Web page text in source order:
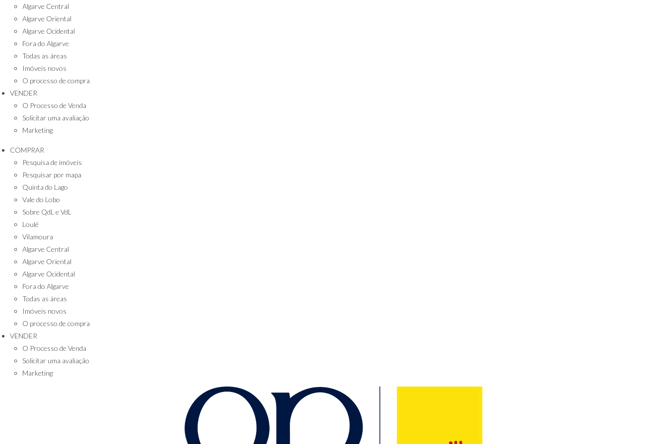
Algarve Central
Algarve Oriental
Algarve Ocidental
Fora do Algarve
Todas as áreas
Imóveis novos
O processo de compra
VENDER
O Processo de Venda
Solicitar uma avaliação
Marketing
COMPRAR
Pesquisa de imóveis
Pesquisar por mapa
Quinta do Lago
Vale do Lobo
Sobre QdL e VdL
Loulé
Vilamoura
Algarve Central
Algarve Oriental
Algarve Ocidental
Fora do Algarve
Todas as áreas
Imóveis novos
O processo de compra
VENDER
O Processo de Venda
Solicitar uma avaliação
Marketing